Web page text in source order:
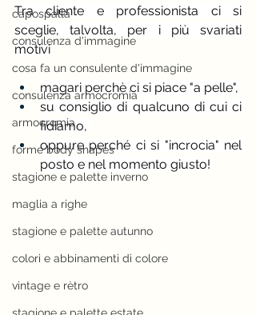
capospalla
consulenza d'immagine
cosa fa un consulente d'immagine
consulenza armocromia
armocromia
forme body shapes
stagione e palette inverno
maglia a righe
stagione e palette autunno
colori e abbinamenti di colore
vintage e rètro
Tra cliente e professionista ci si
sceglie, talvolta, per i più svariati
motivi
magari perchè ci si piace "a pelle",
su consiglio di qualcuno di cui ci
fidiamo,
oppure perché ci si "incrocia" nel
posto e nel momento giusto!